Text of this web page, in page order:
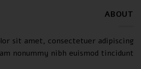
ABOUT
sit amet, consectetuer adipiscing
nonummy nibh euismod tincidunt.